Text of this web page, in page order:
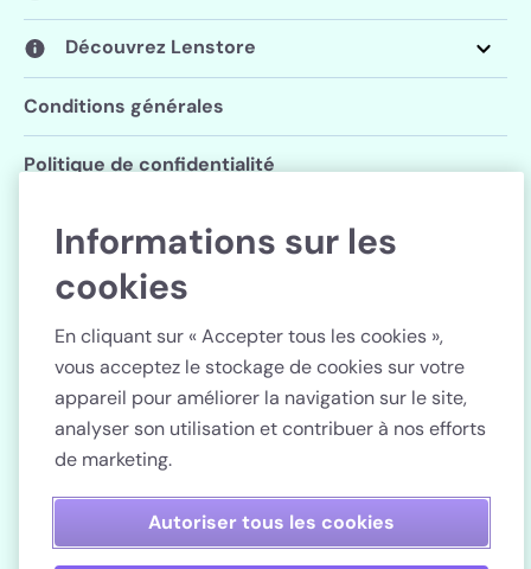
Découvrez Lenstore
Conditions générales
Politique de confidentialité
Paramètres des cookies
Suivez Lenstore
Pays
Paiement sécurisé
Informations sur les
cookies
En cliquant sur « Accepter tous les cookies »,
vous acceptez le stockage de cookies sur votre
appareil pour améliorer la navigation sur le site,
analyser son utilisation et contribuer à nos efforts
de marketing.
Autoriser tous les cookies